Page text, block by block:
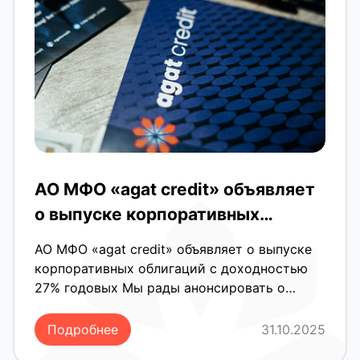
АО МФО «agat credit» объявляет
о выпуске корпоративных
годовых
АО МФО «agat credit» объявляет о выпуске
корпоративных облигаций с доходностью
27% годовых Мы рады анонсировать о
корпоративных облигаций на сумму 40
миллиардов сумов. Решение о выпуске было
Подробнее 31.10.2025